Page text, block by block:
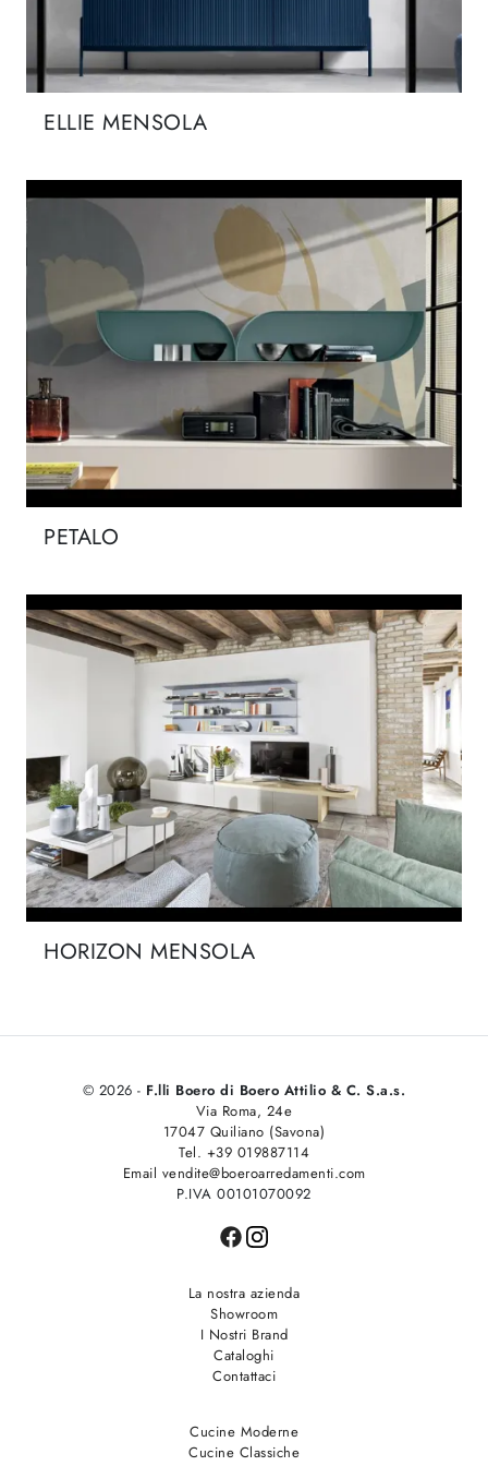
ELLIE MENSOLA
PETALO
HORIZON MENSOLA
© 2026 - F.lli Boero di Boero Attilio & C. S.a.s.
Via Roma, 24e
17047 Quiliano (Savona)
Tel. +39 019887114
Email vendite@boeroarredamenti.com
P.IVA 00101070092
La nostra azienda
Showroom
I Nostri Brand
Cataloghi
Contattaci
Cucine Moderne
Cucine Classiche